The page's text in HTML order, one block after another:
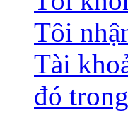
Tôi
Tài
đó